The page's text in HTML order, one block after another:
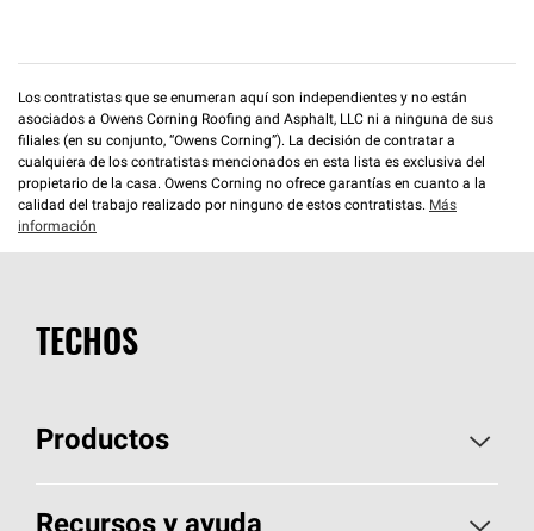
Los contratistas que se enumeran aquí son independientes y no están
asociados a Owens Corning Roofing and Asphalt, LLC ni a ninguna de sus
filiales (en su conjunto, “Owens Corning”). La decisión de contratar a
cualquiera de los contratistas mencionados en esta lista es exclusiva del
propietario de la casa. Owens Corning no ofrece garantías en cuanto a la
calidad del trabajo realizado por ninguno de estos contratistas. Más
información
TECHOS
Productos
Elija sus tejas